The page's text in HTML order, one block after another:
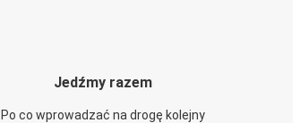
Jedźmy razem
Po co wprowadzać na drogę kolejny